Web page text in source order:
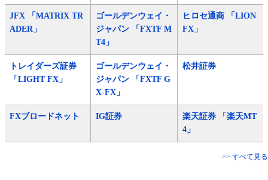
JFX 「MATRIX TR
ADER」
ゴールデンウェイ・
ジャパン 「FXTF M
T4」
ヒロセ通商 「LION
FX」
トレイダーズ証券
「LIGHT FX」
ゴールデンウェイ・
ジャパン 「FXTF G
X-FX」
松井証券
FXブロードネット IG証券
楽天証券 「楽天MT
4」
>> すべて見る